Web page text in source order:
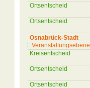
Ortsentscheid
Ortsentscheid
Osnabrück-Stadt
Veranstaltungsebene
Kreisentscheid
Ortsentscheid
Ortsentscheid